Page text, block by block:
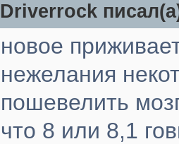
Driverrock
новое
нежелания
пошевелить
что 8 или 8,1